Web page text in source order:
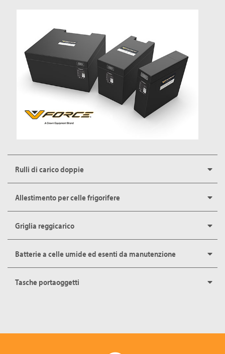
Rulli di carico doppie
Allestimento per celle frigorifere
Griglia reggicarico
Batterie a celle umide ed esenti da manutenzione
Tasche portaoggetti